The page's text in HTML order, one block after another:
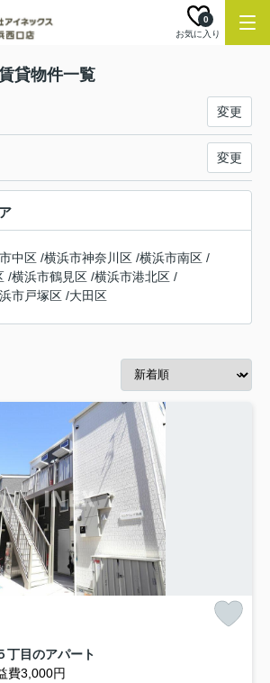
お気に入り
0
貸物件一覧
変更
変更
中区 /横浜市神奈川区 /横浜市南区 /
/横浜市鶴見区 /横浜市港北区 /
市戸塚区 /大田区
丁目のアパート
費3,000円